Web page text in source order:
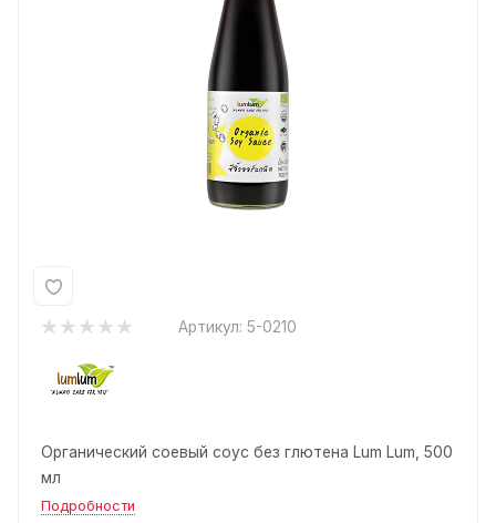
Артикул: 5-0210
Органический соевый соус без глютена Lum Lum, 500
мл
Подробности